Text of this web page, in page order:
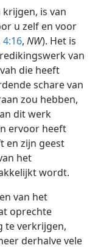
is van
u zelf en voor
4:16, NW). Het is
van
die heeft
schare van
zou hebben,
dit werk
ervoor heeft
en zijn geest
het
wordt.
van het
oprechte
te verkrijgen,
derhalve vele